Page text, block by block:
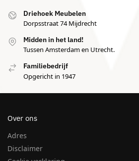
Driehoek Meubelen
Dorpsstraat 74 Mijdrecht
Midden in het land!
Tussen Amsterdam en Utrecht.
Familiebedrijf
Opgericht in 1947
Over ons
Adres
Disclaimer